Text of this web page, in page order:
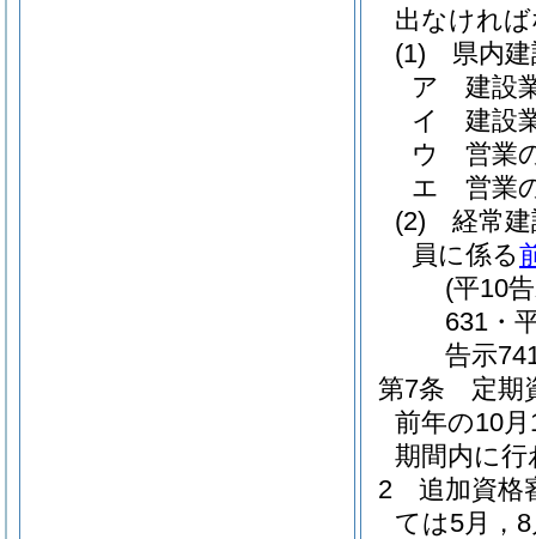
出なけれ
(1)
県内
ア
建設
イ
建設
ウ
営業
エ
営業
(2)
経常
員に係る
(平10
631・
告示
第7条
定期
前年の10
期間内に
2
追加資格
ては5月，